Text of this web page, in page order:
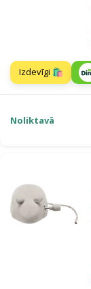
Izdevīgi 🛍️
Noliktavā